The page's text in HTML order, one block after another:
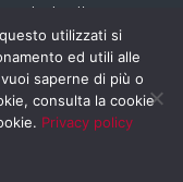
utilizzati si
ed utili alle
saperne di più o
consulta la cookie
Privacy policy